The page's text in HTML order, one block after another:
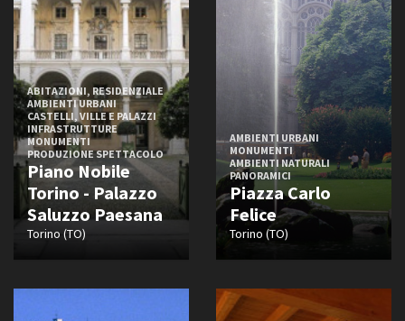
ABITAZIONI, RESIDENZIALE
AMBIENTI URBANI
CASTELLI, VILLE E PALAZZI
INFRASTRUTTURE
MONUMENTI
PRODUZIONE SPETTACOLO
Piano Nobile
Torino - Palazzo
Saluzzo Paesana
Torino (TO)
AMBIENTI URBANI
MONUMENTI
AMBIENTI NATURALI
PANORAMICI
Piazza Carlo
Felice
Torino (TO)